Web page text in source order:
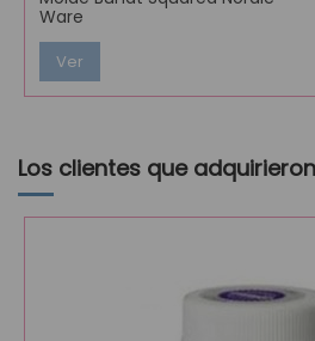
Ware
Ver
Los clientes que